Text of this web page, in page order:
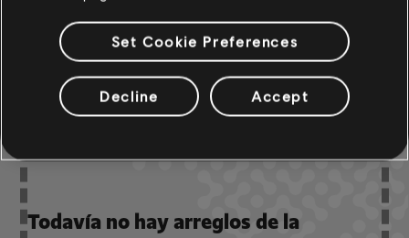
ARREGLOS DE LA
COMUNIDAD
Todavía no hay arreglos de la
Set Cookie Preferences
Decline Accept